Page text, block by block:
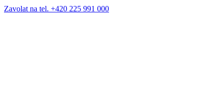
Zavolat na tel. +420 225 991 000